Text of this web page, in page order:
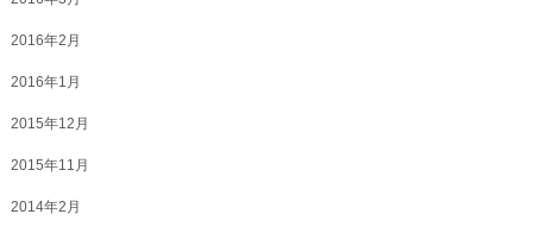
2016年2月
2016年1月
2015年12月
2015年11月
2014年2月